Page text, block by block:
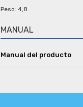
Peso: 4,8
MANUAL